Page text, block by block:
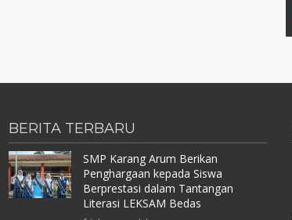
BERITA TERBARU
SMP Karang Arum Berikan
Penghargaan kepada Siswa
Berprestasi dalam Tantangan
Literasi LEKSAM Bedas